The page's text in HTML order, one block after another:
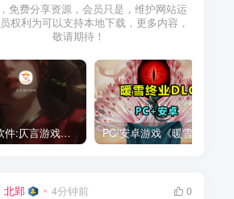
免费分享资源，会员只是，维护网站运
权利为可以支持本地下载，更多内容，
敬请期待！
安卓软件:仄言游戏库4.0APP全新上架了！没有下的赶紧下载呀！
北郢 4分钟前
0